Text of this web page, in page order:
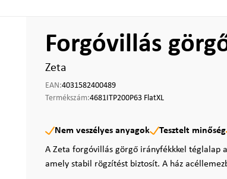
Forgóvillás
Zeta
EAN:4031582400489
Termékszám:4681ITP200P63 FlatXL
Nem veszélyes anyagok Tesztelt minőség
A Zeta forgóvillás görgő irányfékkkel téglalap
amely stabil rögzítést biztosít. A ház